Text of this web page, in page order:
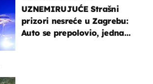
UZNEMIRUJUĆE Strašni
prizori nesreće u Zagrebu:
Auto se prepolovio, jedna